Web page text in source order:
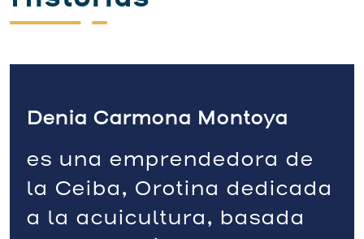
la Ceiba, Orotina dedicada
a la acuicultura, basada
en economía azul, modelo